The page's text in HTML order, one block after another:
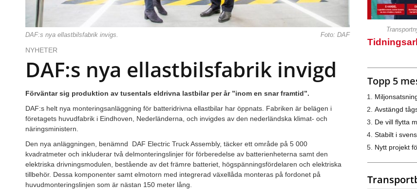
DAF:s nya ellastbilsfabrik invigs. Foto: DAF
NYHETER
DAF:s nya ellastbilsfabrik invigd
Förväntar sig produktion av tusentals eldrivna lastbilar per år ”inom en snar framtid”.
DAF:s helt nya monteringsanläggning för batteridrivna ellastbilar har öppnats. Fabriken är belägen i
företagets huvudfabrik i Eindhoven, Nederländerna, och invigdes av den nederländska klimat- och
näringsministern.
Den nya anläggningen, benämnd
DAF Electric Truck Assembly, täcker ett område på 5 000
kvadratmeter och inkluderar två delmonteringslinjer för förberedelse av batterienheterna samt den
elektriska drivningsmodulen, bestående av det främre batteriet, högspänningsfördelaren och elektriska
tillbehör. Dessa komponenter samt elmotorn med integrerad växellåda monteras på fordonet på
huvudmonteringslinjen som är nästan 150 meter lång.
Topp 5
Avstängd
De vill flytta
Stabilt i
Nytt projekt